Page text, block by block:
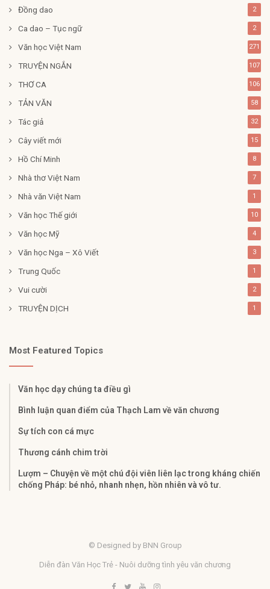
Đồng dao 2
Ca dao – Tục ngữ 2
Văn học Việt Nam 271
TRUYỆN NGẮN 107
THƠ CA 106
TẢN VĂN 58
Tác giả 32
Cây viết mới 15
Hồ Chí Minh 8
Nhà thơ Việt Nam 7
Nhà văn Việt Nam 1
Văn học Thế giới 10
Văn học Mỹ 4
Văn học Nga – Xô Viết 3
Trung Quốc 1
Vui cười 2
TRUYỆN DỊCH 1
Most Featured Topics
Văn học dạy chúng ta điều gì
Bình luận quan điểm của Thạch Lam về văn chương
Sự tích con cá mực
Thương cánh chim trời
Lượm – Chuyện về một chú đội viên liên lạc trong kháng chiến
chống Pháp: bé nhỏ, nhanh nhẹn, hồn nhiên và vô tư.
© Designed by BNN Group
Diễn đàn Văn Học Trẻ - Nuôi dưỡng tình yêu văn chương